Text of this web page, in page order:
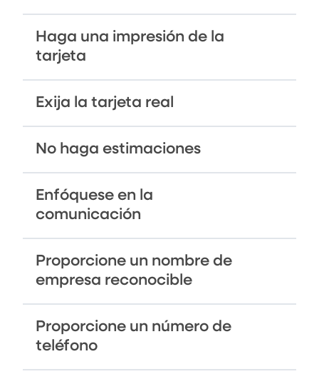
Haga una impresión de la
tarjeta
Exija la tarjeta real
No haga estimaciones
Enfóquese en la
comunicación
Proporcione un nombre de
empresa reconocible
Proporcione un número de
teléfono